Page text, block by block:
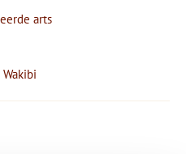
arts